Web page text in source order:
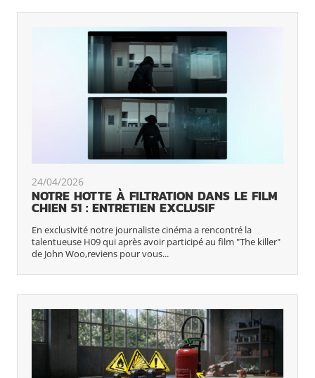
24/04/2026
NOTRE HOTTE À FILTRATION DANS LE FILM
CHIEN 51 : ENTRETIEN EXCLUSIF
En exclusivité notre journaliste cinéma a rencontré la
talentueuse H09 qui après avoir participé au film "The killer"
de John Woo,reviens pour vous...